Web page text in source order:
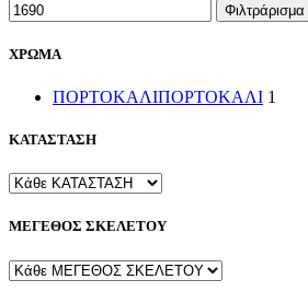
Φιλτράρισμα
ΧΡΩΜΑ
ΠΟΡΤΟΚΑΛΙΠΟΡΤΟΚΑΛΙ 1
ΚΑΤΑΣΤΑΣΗ
ΜΕΓΕΘΟΣ ΣΚΕΛΕΤΟΥ